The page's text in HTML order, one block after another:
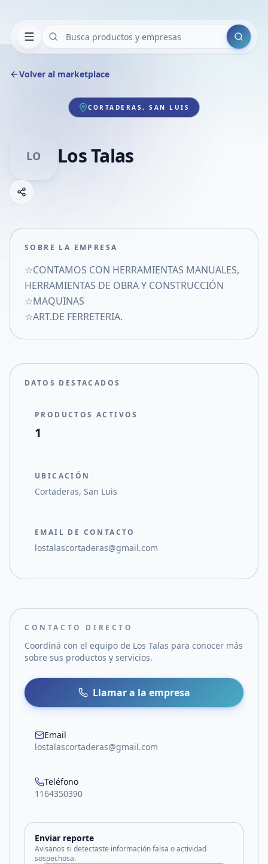
Buscar
Volver al marketplace
CORTADERAS, SAN LUIS
LO Los Talas
Compartir empresa
Compartir en X
SOBRE LA EMPRESA
☆CONTAMOS CON HERRAMIENTAS MANUALES,
HERRAMIENTAS DE OBRA Y CONSTRUCCIÓN
☆MAQUINAS
☆ART.DE FERRETERIA.
DATOS DESTACADOS
PRODUCTOS ACTIVOS
1
UBICACIÓN
Cortaderas, San Luis
EMAIL DE CONTACTO
lostalascortaderas@gmail.com
CONTACTO DIRECTO
Coordiná con el equipo de Los Talas para conocer más
sobre sus productos y servicios.
Llamar a la empresa
Email
lostalascortaderas@gmail.com
Teléfono
1164350390
Enviar reporte
Avisanos si detectaste información falsa o actividad
sospechosa.